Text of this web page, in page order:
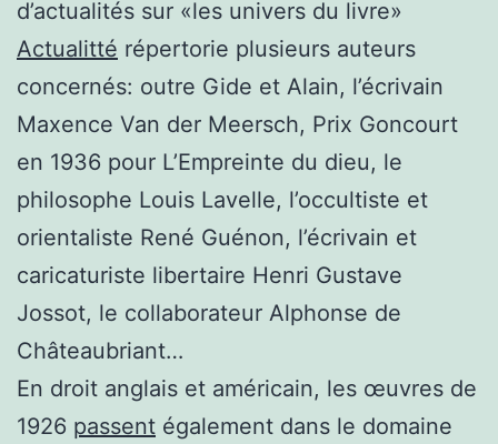
d’actualités sur «les univers du livre»
Actualitté répertorie plusieurs auteurs
concernés: outre Gide et Alain, l’écrivain
Maxence Van der Meersch, Prix Goncourt
en 1936 pour L’Empreinte du dieu, le
philosophe Louis Lavelle, l’occultiste et
orientaliste René Guénon, l’écrivain et
caricaturiste libertaire Henri Gustave
Jossot, le collaborateur Alphonse de
Châteaubriant…
En droit anglais et américain, les œuvres de
1926 passent également dans le domaine